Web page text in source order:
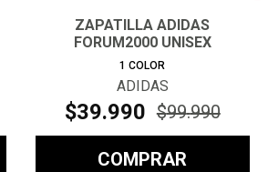
ZAPATILLA ADIDAS
FORUM2000 UNISEX
1 COLOR
ADIDAS
$39.990 $99.990
COMPRAR